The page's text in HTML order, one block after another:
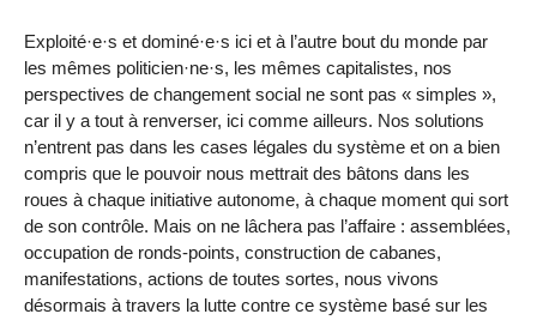
Exploité·e·s et dominé·e·s ici et à l’autre bout du monde par
les mêmes politicien·ne·s, les mêmes capitalistes, nos
perspectives de changement social ne sont pas « simples »,
car il y a tout à renverser, ici comme ailleurs. Nos solutions
n’entrent pas dans les cases légales du système et on a bien
compris que le pouvoir nous mettrait des bâtons dans les
roues à chaque initiative autonome, à chaque moment qui sort
de son contrôle. Mais on ne lâchera pas l’affaire : assemblées,
occupation de ronds-points, construction de cabanes,
manifestations, actions de toutes sortes, nous vivons
désormais à travers la lutte contre ce système basé sur les